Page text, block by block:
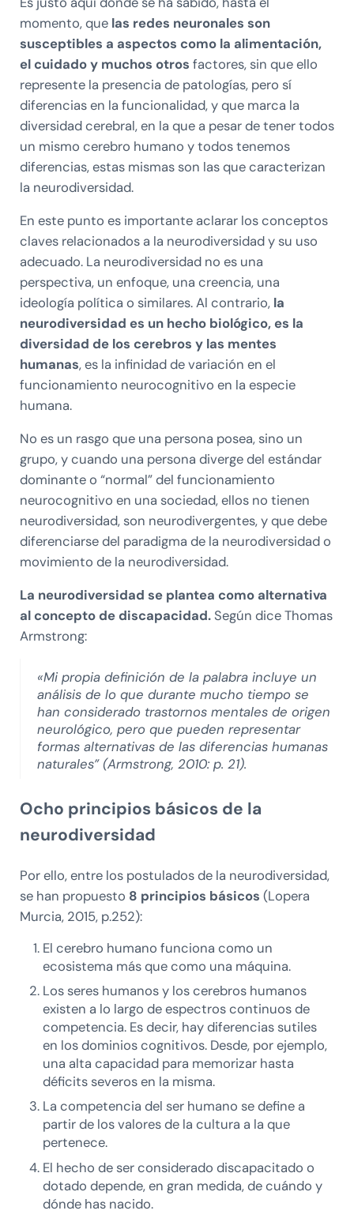
momento, quelas redes neuronales son
susceptibles a aspectos como la alimentación,
el cuidado y muchos otros factores, sin que ello
represente la presencia de patologías, pero sí
diferencias en la funcionalidad, y que marca la
diversidad cerebral, en la que a pesar de tener todos
un mismo cerebro humano y todos tenemos
diferencias, estas mismas son las que caracterizan
la neurodiversidad.
En este punto es importante aclarar los conceptos
claves relacionados a la neurodiversidad y su uso
adecuado. La neurodiversidad no es una
perspectiva, un enfoque, una creencia, una
ideología política o similares. Al contrario, la
neurodiversidad es un hecho biológico, es la
diversidad de los cerebros y las mentes
humanas, es la infinidad de variación en el
funcionamiento neurocognitivo en la especie
humana.
No es un rasgo que una persona posea, sino un
grupo, y cuando una persona diverge del estándar
dominante o “normal” del funcionamiento
neurocognitivo en una sociedad, ellos no tienen
neurodiversidad, son neurodivergentes, y que debe
diferenciarse del paradigma de la neurodiversidad o
movimiento de la neurodiversidad.
La neurodiversidad se plantea como alternativa
al concepto de discapacidad.Según dice Thomas
Armstrong:
«Mi propia definición de la palabra incluye un
análisis de lo que durante mucho tiempo se
han considerado trastornos mentales de origen
neurológico, pero que pueden representar
formas alternativas de las diferencias humanas
naturales” (Armstrong, 2010: p. 21).
Ocho principios básicos de la
neurodiversidad
Por ello, entre los postulados de la neurodiversidad,
se han propuesto 8 principios básicos (Lopera
Murcia, 2015, p.252):
El cerebro humano funciona como un
ecosistema más que como una máquina.
Los seres humanos y los cerebros humanos
existen a lo largo de espectros continuos de
competencia. Es decir, hay diferencias sutiles
en los dominios cognitivos. Desde, por ejemplo,
una alta capacidad para memorizar hasta
déficits severos en la misma.
La competencia del ser humano se define a
partir de los valores de la cultura a la que
pertenece.
El hecho de ser considerado discapacitado o
dotado depende, en gran medida, de cuándo y
dónde has nacido.